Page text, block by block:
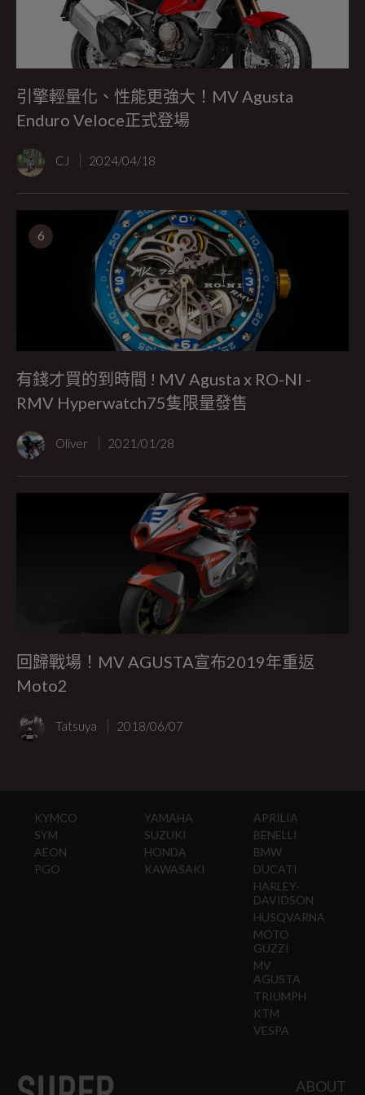
引擎輕量化、性能更強大！MV Agusta
Enduro Veloce正式登場
CJ 2024/04/18
6
有錢才買的到時間 ! MV Agusta x RO-NI -
RMV Hyperwatch75隻限量發售
Oliver 2021/01/28
回歸戰場！MV AGUSTA宣布2019年重返
Moto2
Tatsuya 2018/06/07
KYMCO
SYM
AEON
PGO
YAMAHA
SUZUKI
HONDA
KAWASAKI
APRILIA
BENELLI
BMW
DUCATI
HARLEY-
DAVIDSON
HUSQVARNA
MOTO
GUZZI
MV
AGUSTA
TRIUMPH
KTM
VESPA
ABOUT